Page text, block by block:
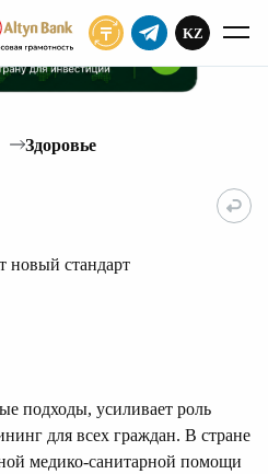
KZ
Здоровье
новый стандарт
подходы, усиливает роль
для всех граждан. В стране
медико-санитарной помощи